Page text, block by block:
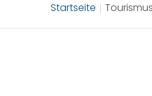
Startseite Tourismus